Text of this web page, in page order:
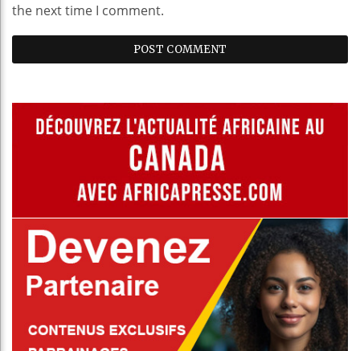
the next time I comment.